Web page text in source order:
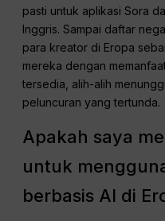
pasti untuk aplikasi Sora
Inggris. Sampai daftar
para kreator di Eropa
mereka dengan
tersedia, alih-alih
peluncuran yang tertunda.
Apakah saya
untuk
berbasis AI di